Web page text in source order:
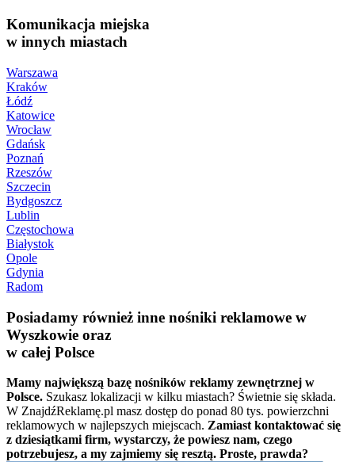
Komunikacja miejska
w innych miastach
Warszawa
Kraków
Łódź
Katowice
Wrocław
Gdańsk
Poznań
Rzeszów
Szczecin
Bydgoszcz
Lublin
Częstochowa
Białystok
Opole
Gdynia
Radom
Posiadamy również inne nośniki reklamowe w
Wyszkowie oraz
w całej Polsce
Mamy największą bazę nośników reklamy zewnętrznej w
Polsce. Szukasz lokalizacji w kilku miastach? Świetnie się składa.
W ZnajdźReklamę.pl masz dostęp do ponad 80 tys. powierzchni
reklamowych w najlepszych miejscach. Zamiast kontaktować się
z dziesiątkami firm, wystarczy, że powiesz nam, czego
potrzebujesz, a my zajmiemy się resztą. Proste, prawda?